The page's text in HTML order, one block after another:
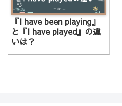
『I have been playing』
と『I have played』の違
いは？